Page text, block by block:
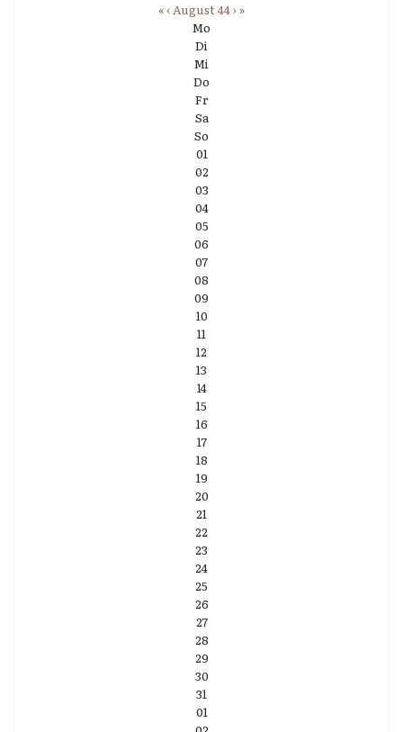
«‹August 44›»
Mo
Di
Mi
Do
Fr
Sa
So
01
02
03
04
05
06
07
08
09
10
11
12
13
14
15
16
17
18
19
20
21
22
23
24
25
26
27
28
29
30
31
01